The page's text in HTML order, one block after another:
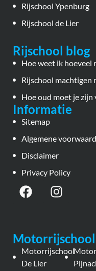
Rijschool Ypenburg
Rijschool de Lier
Rijschool blog
Hoe weet ik hoeveel
Rijschool machtigen
Hoe oud moet je
Informatie
Sitemap
Algemene
Disclaimer
Privacy Policy
Motorrijschool
Motorrijschool
De Lier